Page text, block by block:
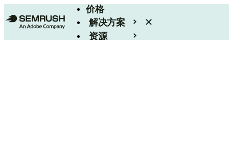
价格
解决方案
资源